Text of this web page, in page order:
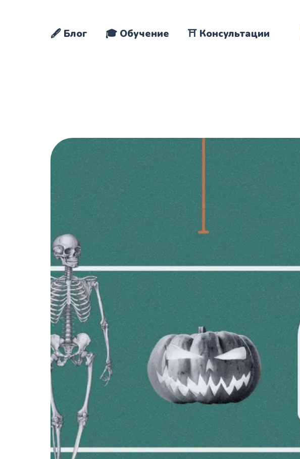
🖋️ Блог 🎓 Обучение ⛩️ Консультации